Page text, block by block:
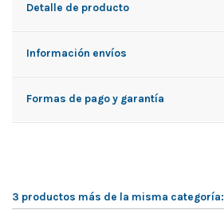
Detalle de producto
Información envíos
Formas de pago y garantía
3 productos más de la misma categoría: